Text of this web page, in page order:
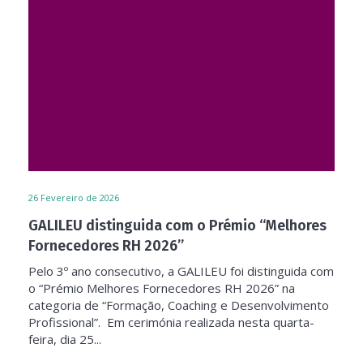
26 Fevereiro de 2026
GALILEU distinguida com o Prémio “Melhores
Fornecedores RH 2026”
Pelo 3º ano consecutivo, a GALILEU foi distinguida com
o “Prémio Melhores Fornecedores RH 2026” na
categoria de “Formação, Coaching e Desenvolvimento
Profissional”. Em cerimónia realizada nesta quarta-
feira, dia 25...